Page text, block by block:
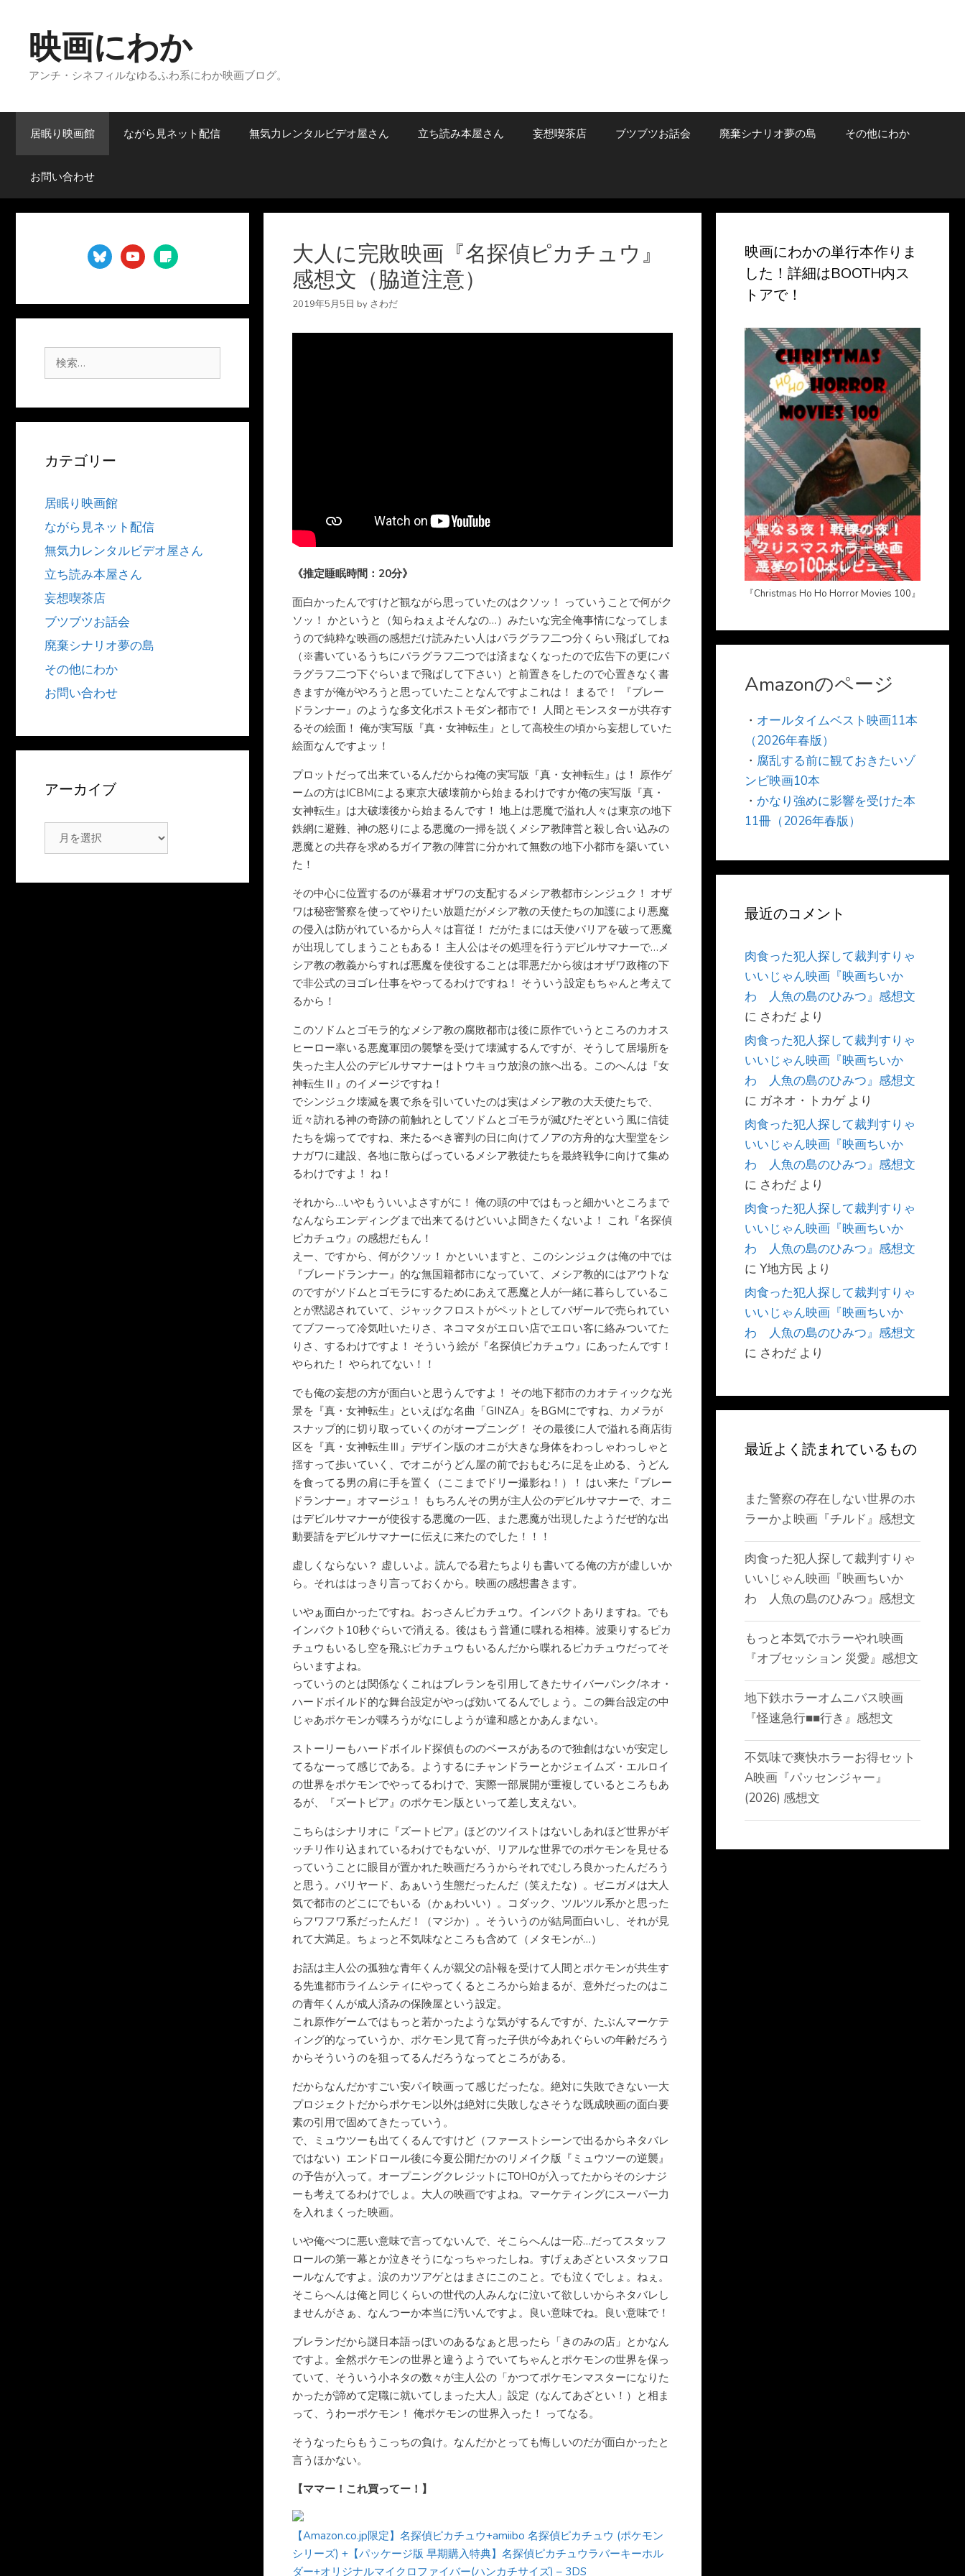
ス
映画にわか
アンチ・シネフィルなゆるふわ系にわか映画ブログ。
居眠り映画館 ながら見ネット配信 無気力レンタルビデオ屋さん 立ち読み本屋さん 妄想喫茶店 ブツブツお話会 廃棄シナリオ夢の島 その他にわか
お問い合わせ
大人に完敗映画『名探偵ピカチュウ』
感想文（脇道注意）
2019年5月5日 by さわだ
《推定睡眠時間：20分》
面白かったんですけど観ながら思っていたのはクソッ！ っていうことで何がク
ソッ！ かというと（知らねぇよそんなの…）みたいな完全俺事情になってしま
うので純粋な映画の感想だけ読みたい人はパラグラフ二つ分くらい飛ばしてね
（※書いているうちにパラグラフ二つでは済まなくなったので広告下の更にパ
ラグラフ二つ下ぐらいまで飛ばして下さい）と前置きをしたので心置きなく書
きますが俺がやろうと思っていたことなんですよこれは！ まるで！ 『ブレー
ドランナー』のような多文化ポストモダン都市で！ 人間とモンスターが共存す
るその絵面！ 俺が実写版『真・女神転生』として高校生の頃から妄想していた
絵面なんですよッ！
プロットだって出来ているんだからね俺の実写版『真・女神転生』は！ 原作ゲ
ームの方はICBMによる東京大破壊前から始まるわけですか俺の実写版『真・
女神転生』は大破壊後から始まるんです！ 地上は悪魔で溢れ人々は東京の地下
鉄網に避難、神の怒りによる悪魔の一掃を説くメシア教陣営と殺し合い込みの
悪魔との共存を求めるガイア教の陣営に分かれて無数の地下小都市を築いてい
た！
その中心に位置するのが暴君オザワの支配するメシア教都市シンジュク！ オザ
ワは秘密警察を使ってやりたい放題だがメシア教の天使たちの加護により悪魔
の侵入は防がれているから人々は盲従！ だがたまには天使バリアを破って悪魔
が出現してしまうこともある！ 主人公はその処理を行うデビルサマナーで…メ
シア教の教義からすれば悪魔を使役することは罪悪だから彼はオザワ政権の下
で非公式のヨゴレ仕事をやってるわけですね！ そういう設定もちゃんと考えて
るから！
このソドムとゴモラ的なメシア教の腐敗都市は後に原作でいうところのカオス
ヒーロー率いる悪魔軍団の襲撃を受けて壊滅するんですが、そうして居場所を
失った主人公のデビルサマナーはトウキョウ放浪の旅へ出る。このへんは『女
神転生Ⅱ』のイメージですね！
でシンジュク壊滅を裏で糸を引いていたのは実はメシア教の大天使たちで、
近々訪れる神の奇跡の前触れとしてソドムとゴモラが滅びたぞという風に信徒
たちを煽ってですね、来たるべき審判の日に向けてノアの方舟的な大聖堂をシ
ナガワに建設、各地に散らばっているメシア教徒たちを最終戦争に向けて集め
るわけですよ！ ね！
それから…いやもういいよさすがに！ 俺の頭の中ではもっと細かいところまで
なんならエンディングまで出来てるけどいいよ聞きたくないよ！ これ『名探偵
ピカチュウ』の感想だもん！
えー、ですから、何がクソッ！ かといいますと、このシンジュクは俺の中では
『ブレードランナー』的な無国籍都市になっていて、メシア教的にはアウトな
のですがソドムとゴモラにするためにあえて悪魔と人が一緒に暮らしているこ
とが黙認されていて、ジャックフロストがペットとしてバザールで売られてい
てブフーって冷気吐いたりさ、ネコマタがエロい店でエロい客に絡みついてた
りさ、するわけですよ！ そういう絵が『名探偵ピカチュウ』にあったんです！
やられた！ やられてない！！
でも俺の妄想の方が面白いと思うんですよ！ その地下都市のカオティックな光
景を『真・女神転生』といえばな名曲「GINZA」をBGMにですね、カメラが
スナップ的に切り取っていくのがオープニング！ その最後に人で溢れる商店街
区を『真・女神転生Ⅲ』デザイン版のオニが大きな身体をわっしゃわっしゃと
揺すって歩いていく、でオニがうどん屋の前でおもむろに足を止める、うどん
を食ってる男の肩に手を置く（ここまでドリー撮影ね！）！ はい来た『ブレー
ドランナー』オマージュ！ もちろんその男が主人公のデビルサマナーで、オニ
はデビルサマナーが使役する悪魔の一匹、また悪魔が出現したようだぜ的な出
動要請をデビルサマナーに伝えに来たのでした！！！
虚しくならない？ 虚しいよ。読んでる君たちよりも書いてる俺の方が虚しいか
ら。それははっきり言っておくから。映画の感想書きます。
いやぁ面白かったですね。おっさんピカチュウ。インパクトありますね。でも
インパクト10秒ぐらいで消える。後はもう普通に喋れる相棒。波乗りするピカ
チュウもいるし空を飛ぶピカチュウもいるんだから喋れるピカチュウだってそ
らいますよね。
っていうのとは関係なくこれはブレランを引用してきたサイバーパンク/ネオ・
ハードボイルド的な舞台設定がやっぱ効いてるんでしょう。この舞台設定の中
じゃあポケモンが喋ろうがなにしようが違和感とかあんまない。
ストーリーもハードボイルド探偵もののベースがあるので独創はないが安定し
てるなーって感じである。ようするにチャンドラーとかジェイムズ・エルロイ
の世界をポケモンでやってるわけで、実際一部展開が重複しているところもあ
るが、『ズートピア』のポケモン版といって差し支えない。
こちらはシナリオに『ズートピア』ほどのツイストはないしあれほど世界がギ
ッチリ作り込まれているわけでもないが、リアルな世界でのポケモンを見せる
っていうことに眼目が置かれた映画だろうからそれでむしろ良かったんだろう
と思う。バリヤード、あぁいう生態だったんだ（笑えたな）。ゼニガメは大人
気で都市のどこにでもいる（かぁわいい）。コダック、ツルツル系かと思った
らフワフワ系だったんだ！（マジか）。そういうのが結局面白いし、それが見
れて大満足。ちょっと不気味なところも含めて（メタモンが…）
お話は主人公の孤独な青年くんが親父の訃報を受けて人間とポケモンが共生す
る先進都市ライムシティにやってくるところから始まるが、意外だったのはこ
の青年くんが成人済みの保険屋という設定。
これ原作ゲームではもっと若かったような気がするんですが、たぶんマーケテ
ィング的なっていうか、ポケモン見て育った子供が今あれぐらいの年齢だろう
からそういうのを狙ってるんだろうなってところがある。
だからなんだかすごい安パイ映画って感じだったな。絶対に失敗できない一大
プロジェクトだからポケモン以外は絶対に失敗しなさそうな既成映画の面白要
素の引用で固めてきたっていう。
で、ミュウツーも出てくるんですけど（ファーストシーンで出るからネタバレ
ではない）エンドロール後に今夏公開だかのリメイク版『ミュウツーの逆襲』
の予告が入って。オープニングクレジットにTOHOが入ってたからそのシナジ
ーも考えてるわけでしょ。大人の映画ですよね。マーケティングにスーパー力
を入れまくった映画。
いや俺べつに悪い意味で言ってないんで、そこらへんは一応…だってスタッフ
ロールの第一幕とか泣きそうになっちゃったしね。すげぇあざといスタッフロ
ールなんですよ。涙のカツアゲとはまさにこのこと。でも泣くでしょ。ねぇ。
そこらへんは俺と同じくらいの世代の人みんなに泣いて欲しいからネタバレし
ませんがさぁ、なんつーか本当に汚いんですよ。良い意味でね。良い意味で！
ブレランだから謎日本語っぽいのあるなぁと思ったら「きのみの店」とかなん
ですよ。全然ポケモンの世界と違うようでいてちゃんとポケモンの世界を保っ
ていて、そういう小ネタの数々が主人公の「かつてポケモンマスターになりた
かったが諦めて定職に就いてしまった大人」設定（なんてあざとい！）と相ま
って、うわーポケモン！ 俺ポケモンの世界入った！ ってなる。
そうなったらもうこっちの負け。なんだかとっても悔しいのだが面白かったと
言うほかない。
【ママー！これ買ってー！】
【Amazon.co.jp限定】名探偵ピカチュウ+amiibo 名探偵ピカチュウ (ポケモン
シリーズ) +【パッケージ版 早期購入特典】名探偵ピカチュウラバーキーホル
ダー+オリジナルマイクロファイバー(ハンカチサイズ) – 3DS
blueskyyoutubesticky-
note
索:
カテゴリー
居眠り映画館
ながら見ネット配信
無気力レンタルビデオ屋さん
立ち読み本屋さん
妄想喫茶店
ブツブツお話会
廃棄シナリオ夢の島
その他にわか
お問い合わせ
アーカイブ
ー
映画にわかの単行本作りま
した！詳細はBOOTH内ス
トアで！
『Christmas Ho Ho Horror Movies 100』
Amazonのページ
・ オールタイムベスト映画11本
（2026年春版）
・ 腐乱する前に観ておきたいゾ
ンビ映画10本
・ かなり強めに影響を受けた本
11冊（2026年春版）
最近のコメント
肉食った犯人探して裁判すりゃ
いいじゃん映画『映画ちいか
わ 人魚の島のひみつ』感想文
に さわだ より
肉食った犯人探して裁判すりゃ
いいじゃん映画『映画ちいか
わ 人魚の島のひみつ』感想文
に ガネオ・トカゲより
肉食った犯人探して裁判すりゃ
いいじゃん映画『映画ちいか
わ 人魚の島のひみつ』感想文
に さわだ より
肉食った犯人探して裁判すりゃ
いいじゃん映画『映画ちいか
わ 人魚の島のひみつ』感想文
に Y地方民 より
肉食った犯人探して裁判すりゃ
いいじゃん映画『映画ちいか
わ 人魚の島のひみつ』感想文
に さわだ より
最近よく読まれているもの
また警察の存在しない世界のホ
ラーかよ映画『チルド』感想文
肉食った犯人探して裁判すりゃ
いいじゃん映画『映画ちいか
わ 人魚の島のひみつ』感想文
もっと本気でホラーやれ映画
『オブセッション 災愛』感想文
地下鉄ホラーオムニバス映画
『怪速急行■■行き』感想文
不気味で爽快ホラーお得セット
A映画『パッセンジャー』
(2026) 感想文